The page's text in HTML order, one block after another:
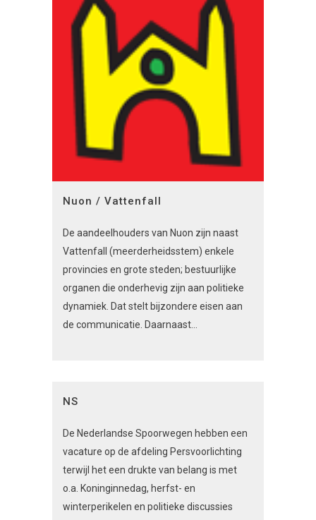
Nuon / Vattenfall
De aandeelhouders van Nuon zijn naast
Vattenfall (meerderheidsstem) enkele
provincies en grote steden; bestuurlijke
organen die onderhevig zijn aan politieke
dynamiek. Dat stelt bijzondere eisen aan
de communicatie. Daarnaast...
NS
De Nederlandse Spoorwegen hebben een
vacature op de afdeling Persvoorlichting
terwijl het een drukte van belang is met
o.a. Koninginnedag, herfst- en
winterperikelen en politieke discussies